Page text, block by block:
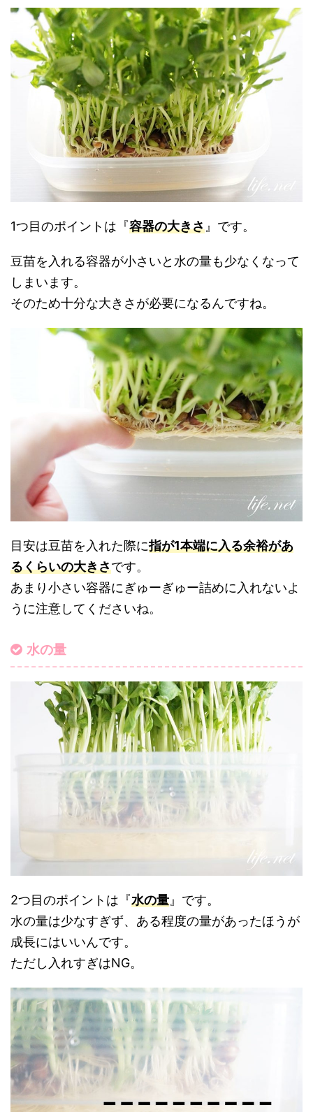
1つ目のポイントは『容器の大きさ 』です。
豆苗を入れる容器が小さいと水の量も少なくなって
しまいます。
そのため十分な大きさが必要になるんですね。
目安は豆苗を入れた際に指が1本端に入る余裕があ
るくらいの大きさです。
あまり小さい容器にぎゅーぎゅー詰めに入れないよ
うに注意してくださいね。
水の量
2つ目のポイントは『水の量 』です。
水の量は少なすぎず、ある程度の量があったほうが
成長にはいいんです。
ただし入れすぎはNG。